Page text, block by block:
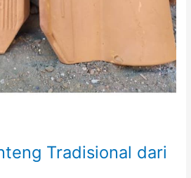
Tradisional dari